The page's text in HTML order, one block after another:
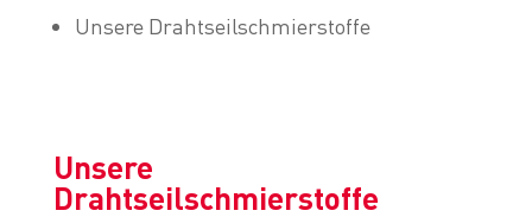
Unsere Drahtseilschmierstoffe
Unsere
Drahtseilschmierstoffe